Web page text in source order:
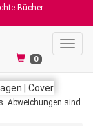
Bücher.
0
Abweichungen sind